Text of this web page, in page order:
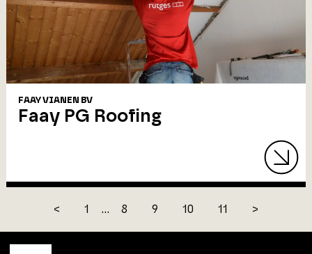
FAAY VIANEN BV
Faay PG Roofing
< 1 ... 8 9 10 11 >